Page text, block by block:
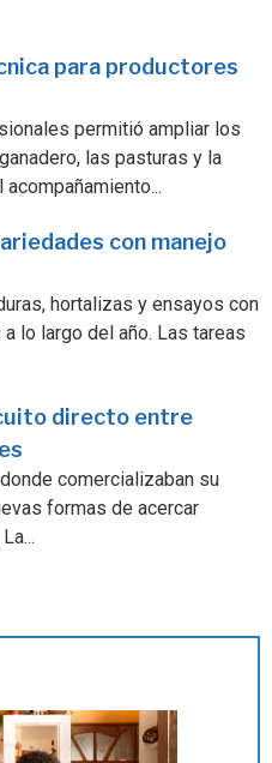
para productores
permitió ampliar los
las pasturas y la
con manejo
hortalizas y ensayos con
lo largo del año. Las tareas
directo entre
comercializaban su
formas de acercar